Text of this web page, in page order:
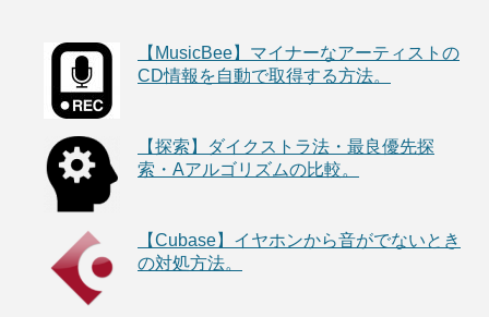
【MusicBee】マイナーなアーティストの
CD情報を自動で取得する方法。
【探索】ダイクストラ法・最良優先探
索・Aアルゴリズムの比較。
【Cubase】イヤホンから音がでないとき
の対処方法。